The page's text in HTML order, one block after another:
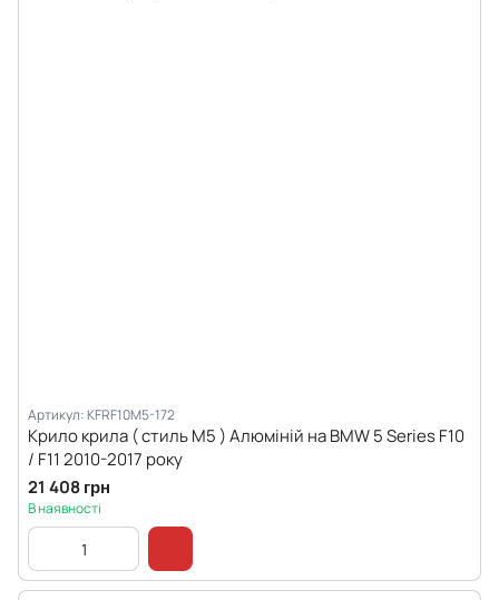
Артикул: KFRF10M5-172
Крило крила ( стиль М5 ) Алюміній на BMW 5 Series F10
/ F11 2010-2017 року
21 408 грн
В наявності